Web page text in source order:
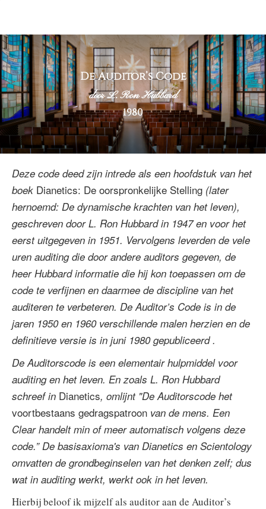
De Auditor’s Code
door L. Ron Hubbard
1980
Deze code deed zijn intrede als een hoofdstuk van het
boek Dianetics: De oorspronkelijke Stelling (later
hernoemd: De dynamische krachten van het leven),
geschreven door L. Ron Hubbard in 1947 en voor het
eerst uitgegeven in 1951. Vervolgens leverden de vele
uren auditing die door andere auditors gegeven, de
heer Hubbard informatie die hij kon toepassen om de
code te verfijnen en daarmee de discipline van het
auditeren te verbeteren. De Auditor’s Code is in de
jaren 1950 en 1960 verschillende malen herzien en de
definitieve versie is in juni 1980 gepubliceerd .
De Auditorscode is een elementair hulpmiddel voor
auditing en het leven. En zoals L. Ron Hubbard
schreef in Dianetics, omlijnt "De Auditorscode het
voortbestaans gedragspatroon van de mens. Een
Clear handelt min of meer automatisch volgens deze
code.” De basisaxioma's van Dianetics en Scientology
omvatten de grondbeginselen van het denken zelf; dus
wat in auditing werkt, werkt ook in het leven.
Hierbij beloof ik mijzelf als auditor aan de Auditor’s